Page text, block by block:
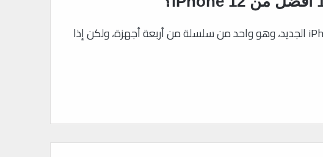
تم الإعلان رسميًا عن هاتف iPhone 12 الجديد، وهو واحد من سلسلة من أربعة أجهزة، ولكن إذا